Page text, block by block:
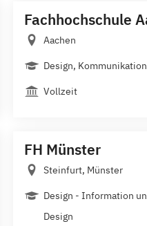
Fachhochschule
Aachen
Design,
Vollzeit
FH Münster
Steinfurt, Münster
Design - Information
Design